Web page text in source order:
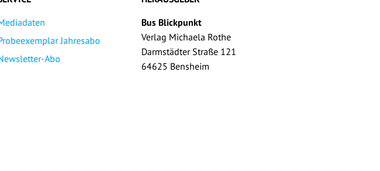
Jahresabo
Abo
Bus Blickpunkt
Verlag Michaela Rothe
Darmstädter Straße 121
64625 Bensheim